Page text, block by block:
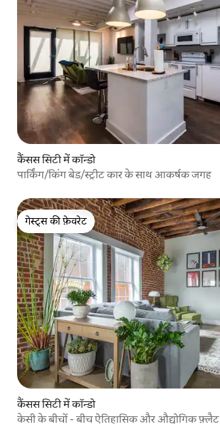
कैंसस सिटी में कॉन्डो
पार्किंग/किंग बेड/स्ट्रीट कार के साथ आकर्षक जगह
गेस्ट्स की फ़ेवरेट
गेस्ट्स की फ़ेवरेट
कैंसस सिटी में कॉन्डो
केसी के बीचों - बीच ऐतिहासिक और औद्योगिक फ़्लैट